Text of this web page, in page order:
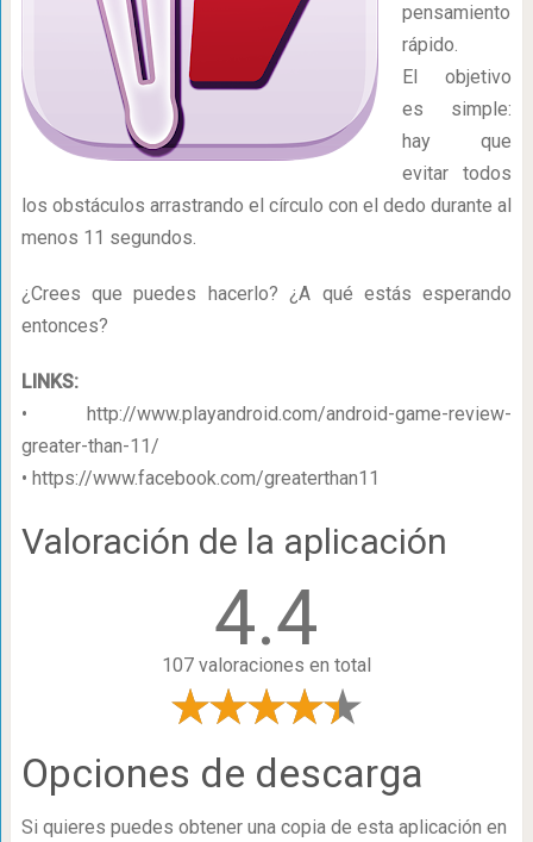
pensamiento
rápido.
El objetivo
es simple:
hay que
evitar todos
los obstáculos arrastrando el círculo con el dedo durante al
menos 11 segundos.
¿Crees que puedes hacerlo? ¿A qué estás esperando
entonces?
LINKS:
• http://www.playandroid.com/android-game-review-
greater-than-11/
• https://www.facebook.com/greaterthan11
Valoración de la aplicación
4.4
107 valoraciones en total
Opciones de descarga
Si quieres puedes obtener una copia de esta aplicación en